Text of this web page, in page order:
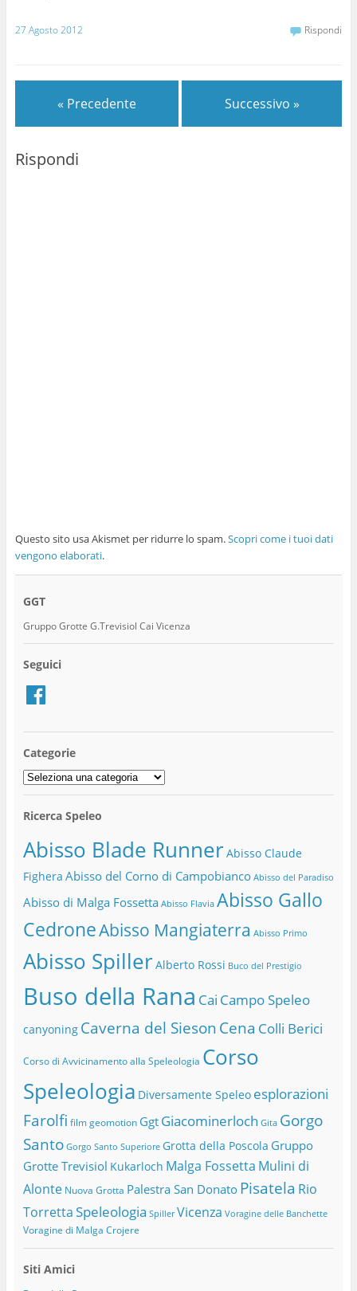
27 Agosto 2012 Rispondi
« Precedente Successivo »
Rispondi
Questo sito usa Akismet per ridurre lo spam.Scopri come i tuoi dati
vengono elaborati.
GGT
Gruppo Grotte G.Trevisiol Cai Vicenza
Seguici
Facebook
Categorie
Categorie
Ricerca Speleo
Abisso Blade RunnerAbisso Claude
Fighera Abisso del Corno di Campobianco Abisso del Paradiso
Abisso di Malga Fossetta Abisso Flavia Abisso Gallo
CedroneAbisso Mangiaterra Abisso Primo
Abisso SpillerAlberto Rossi Buco del Prestigio
Buso della Rana Cai Campo Speleo
canyoning Caverna del Sieson Cena Colli Berici
Corso di Avvicinamento alla Speleologia Corso
Speleologia Diversamente Speleo esplorazioni
Farolfi film geomotion Ggt Giacominerloch Gita Gorgo
Santo Gorgo Santo Superiore Grotta della Poscola Gruppo
Grotte Trevisiol Kukarloch Malga Fossetta Mulini di
Alonte Nuova Grotta Palestra San Donato Pisatela Rio
TorrettaSpeleologia Spiller Vicenza Voragine delle Banchette
Voragine di Malga Crojere
Siti Amici